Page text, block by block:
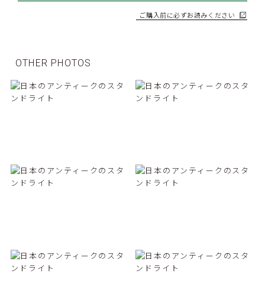
ご購入前に必ずお読みください
OTHER PHOTOS